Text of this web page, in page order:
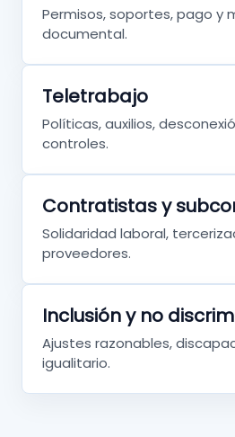
Permisos, soportes, pago y
documental.
Teletrabajo
Políticas, auxilios,
controles.
Contratistas y
Solidaridad laboral,
proveedores.
Inclusión y no
Ajustes razonables,
igualitario.